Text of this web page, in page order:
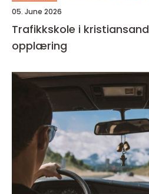
05. June 2026
Trafikkskole i kristiansand slik finner du riktig
opplæring